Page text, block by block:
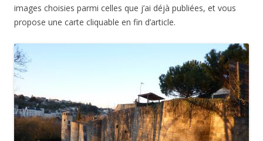
images choisies parmi celles que j’ai déjà publiées, et vous
propose une carte cliquable en fin d’article.